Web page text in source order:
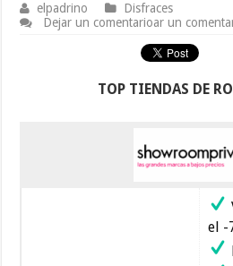
elpadrino
Disfraces
Dejar un comentarioar un
TOP TIENDAS DE
el -